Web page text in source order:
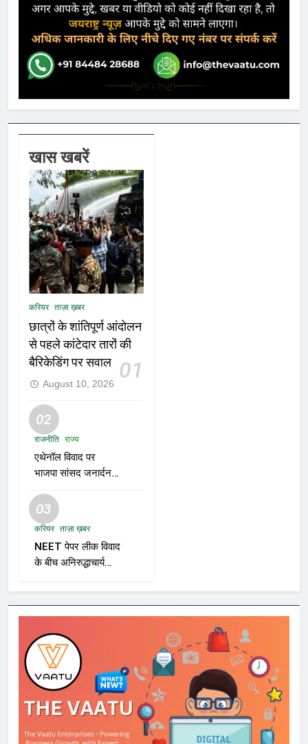
खास खबरें
करियर ताज़ा ख़बर
छात्रों के शांतिपूर्ण आंदोलन
से पहले कांटेदार तारों की
बैरिकेडिंग पर सवाल
01
August 10, 2026
02
राजनीति राज्य
एथेनॉल विवाद पर
भाजपा सांसद जनार्दन
पेट्रोल तुम्हारे बाप के घर
से आएगा?”
03
करियर ताज़ा ख़बर
NEET पेपर लीक विवाद
के बीच अनिरुद्धाचार्य
सरकार पर साधा